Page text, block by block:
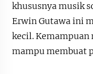
khususnya musik
Erwin Gutawa ini
kecil. Kemampuan
mampu membuat